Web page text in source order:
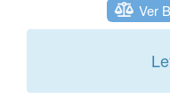
Ver